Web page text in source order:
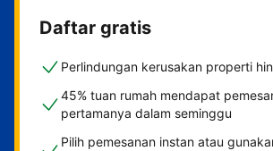
Daftar gratis
Perlindungan kerusakan properti
45% tuan rumah mendapat
pertamanya dalam seminggu
Pilih pemesanan instan atau